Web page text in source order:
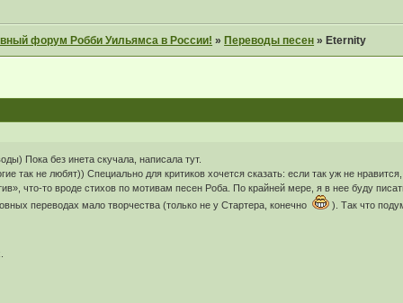
форум Робби Уильямса в России! » Переводы песен » Eternity
Пока без инета скучала, написала тут.
так не любят)) Специально для критиков хочется сказать: если так уж не
что-то вроде стихов по мотивам песен Роба. По крайней мере, я в нее буду
переводах мало творчества (только не у Стартера, конечно
). Так что